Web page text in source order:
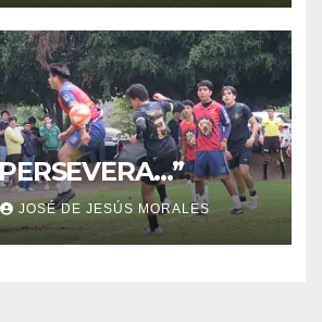
JOSÉ DE JESÚS MORALES